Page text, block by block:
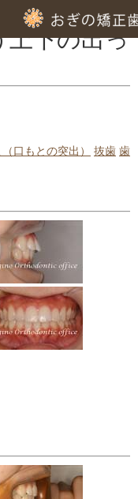
上下の出っ
口もとの突出） 抜歯 歯